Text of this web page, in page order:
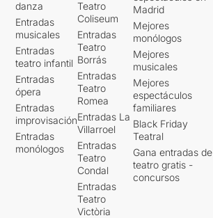
danza
Entradas
musicales
Entradas
teatro infantil
Entradas
ópera
Entradas
improvisación
Entradas
monólogos
Teatro
Coliseum
Entradas
Teatro
Borrás
Entradas
Teatro
Romea
Entradas La
Villarroel
Entradas
Teatro
Condal
Entradas
Teatro
Victòria
Madrid
Mejores
monólogos
Mejores
musicales
Mejores
espectáculos
familiares
Black Friday
Teatral
Gana entradas de
teatro gratis -
concursos